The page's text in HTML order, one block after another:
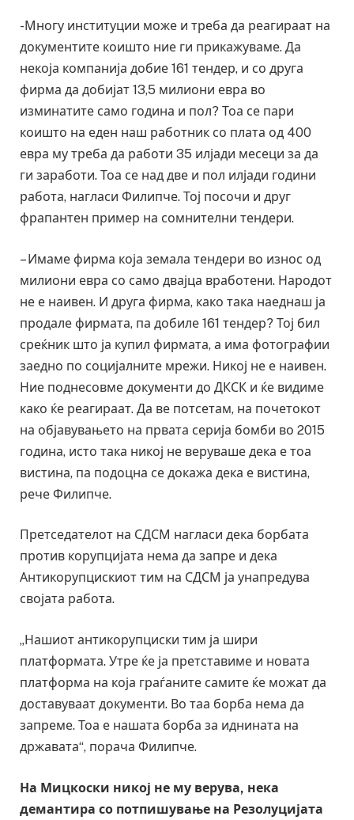
-Многу институции може и треба да реагираат на
документите коишто ние ги прикажуваме. Да
некоја компанија добие 161 тендер, и со друга
фирма да добијат 13,5 милиони евра во
изминатите само година и пол? Тоа се пари
коишто на еден наш работник со плата од 400
евра му треба да работи 35 илјади месеци за да
ги заработи. Тоа се над две и пол илјади години
работа, нагласи Филипче. Тој посочи и друг
фрапантен пример на сомнителни тендери.
– Имаме фирма која земала тендери во износ од
милиони евра со само двајца вработени. Народот
не е наивен. И друга фирма, како така наеднаш ја
продале фирмата, па добиле 161 тендер? Тој бил
среќник што ја купил фирмата, а има фотографии
заедно по социјалните мрежи. Никој не е наивен.
Ние поднесовме документи до ДКСК и ќе видиме
како ќе реагираат. Да ве потсетам, на почетокот
на објавувањето на првата серија бомби во 2015
година, исто така никој не веруваше дека е тоа
вистина, па подоцна се докажа дека е вистина,
рече Филипче.
Претседателот на СДСМ нагласи дека борбата
против корупцијата нема да запре и дека
Антикорупцискиот тим на СДСМ ја унапредува
својата работа.
„Нашиот антикорупциски тим ја шири
платформата. Утре ќе ја претставиме и новата
платформа на која граѓаните самите ќе можат да
доставуваат документи. Во таа борба нема да
запреме. Тоа е нашата борба за иднината на
државата“, порача Филипче.
На Мицкоски никој не му верува, нека
демантира со потпишување на Резолуцијата